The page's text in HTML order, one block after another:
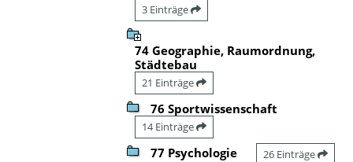
3 Einträge
74 Geographie, Raumordnung,
Städtebau
21 Einträge
76 Sportwissenschaft
14 Einträge
77 Psychologie 26 Einträge